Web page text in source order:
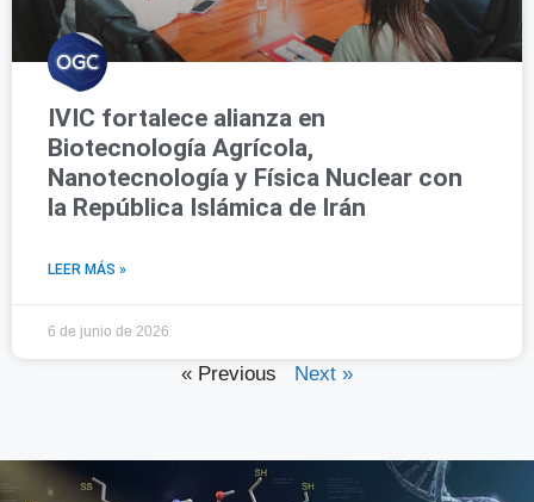
IVIC fortalece alianza en
Biotecnología Agrícola,
Nanotecnología y Física Nuclear con
la República Islámica de Irán
LEER MÁS »
6 de junio de 2026
« Previous Next »